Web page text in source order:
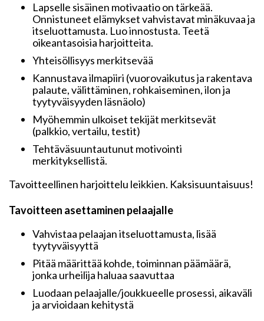
Lapselle sisäinen motivaatio on tärkeää.
Onnistuneet elämykset vahvistavat minäkuvaa ja
itseluottamusta. Luo innostusta. Teetä
oikeantasoisia harjoitteita.
Yhteisöllisyys merkitsevää
Kannustava ilmapiiri (vuorovaikutus ja rakentava
palaute, välittäminen, rohkaiseminen, ilon ja
tyytyväisyyden läsnäolo)
Myöhemmin ulkoiset tekijät merkitsevät
(palkkio, vertailu, testit)
Tehtäväsuuntautunut motivointi
merkityksellistä.
Tavoitteellinen harjoittelu leikkien. Kaksisuuntaisuus!
Tavoitteen asettaminen pelaajalle
Vahvistaa pelaajan itseluottamusta, lisää
tyytyväisyyttä
Pitää määrittää kohde, toiminnan päämäärä,
jonka urheilija haluaa saavuttaa
Luodaan pelaajalle/joukkueelle prosessi, aikaväli
ja arvioidaan kehitystä